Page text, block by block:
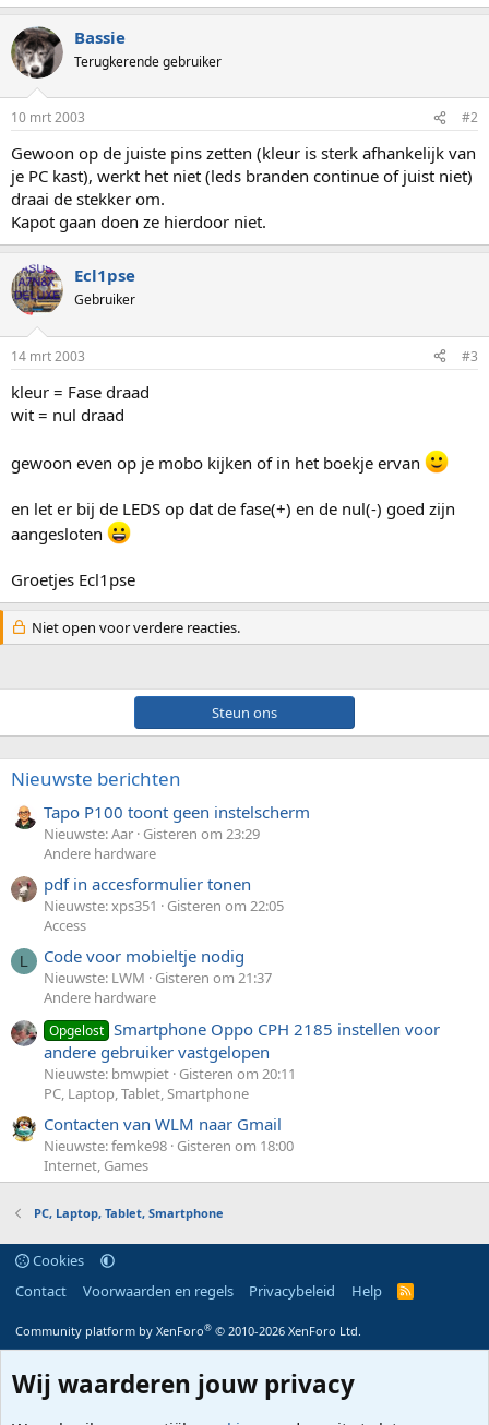
Bassie
Terugkerende gebruiker
10 mrt 2003 #2
Gewoon op de juiste pins zetten (kleur is sterk afhankelijk van
je PC kast), werkt het niet (leds branden continue of juist niet)
draai de stekker om.
Kapot gaan doen ze hierdoor niet.
Ecl1pse
Gebruiker
14 mrt 2003 #3
kleur = Fase draad
wit = nul draad
gewoon even op je mobo kijken of in het boekje ervan
en let er bij de LEDS op dat de fase(+) en de nul(-) goed zijn
aangesloten
Groetjes Ecl1pse
Niet open voor verdere reacties.
Steun ons
Nieuwste berichten
Tapo P100 toont geen instelscherm
Nieuwste: Aar Gisteren om 23:29
Andere hardware
pdf in accesformulier tonen
Nieuwste: xps351
Gisteren om 22:05
Access
L Code voor mobieltje nodig
Nieuwste: LWM
Gisteren om 21:37
Andere hardware
Opgelost Smartphone Oppo CPH 2185 instellen voor
andere gebruiker vastgelopen
Nieuwste: bmwpiet Gisteren om 20:11
PC, Laptop, Tablet, Smartphone
Contacten van WLM naar Gmail
Nieuwste: femke98 Gisteren om 18:00
Internet, Games
PC, Laptop, Tablet, Smartphone
Cookies
Contact
Voorwaarden en regels Privacybeleid Help
R
Community platform by XenForo® © 2010-2026 XenForo Ltd.
Wij waarderen jouw privacy